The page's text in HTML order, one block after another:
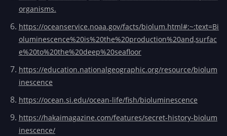
organisms.
https://oceanservice.noaa.gov/facts/biolum.html#:~:text=Bi
oluminescence%20is%20the%20production%20and,surfac
e%20to%20the%20deep%20seafloor
https://education.nationalgeographic.org/resource/biolum
inescence
https://ocean.si.edu/ocean-life/fish/bioluminescence
https://hakaimagazine.com/features/secret-history-biolum
inescence/